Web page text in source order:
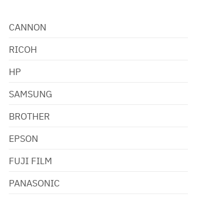
CANNON
RICOH
HP
SAMSUNG
BROTHER
EPSON
FUJI FILM
PANASONIC